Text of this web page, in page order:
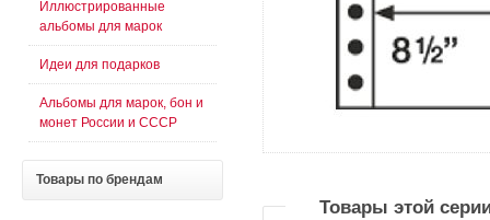
Товары этой
Иллюстрированные
альбомы для марок
Идеи для подарков
Альбомы для марок, бон и
монет России и СССР
Товары по брендам